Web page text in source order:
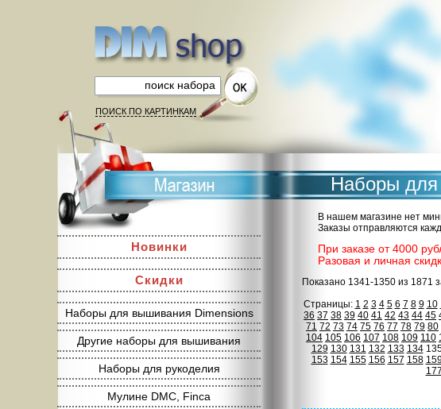
ПОИСК ПО КАРТИНКАМ
Новинки
Скидки
Наборы для вышивания Dimensions
Другие наборы для вышивания
Наборы для рукоделия
Мулине DMC, Finca
Наборы
В нашем магазине нет
Заказы отправляются
При заказе от 4000
Разовая и личная
Показано 1341-1350 из 1871
Страницы: 1 2 3 4 5 6 7 8 9 10
36 37 38 39 40 41 42 43 44 45
71 72 73 74 75 76 77 78 79 80
104 105 106 107 108 109 110
129 130 131 132 133 134
153 154 155 156 157 158
177